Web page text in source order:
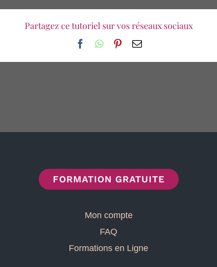
Partagez ce tutoriel sur vos réseaux sociaux
Facebook
WhatsApp
Pinterest
Email
FORMATION GRATUITE
Mon compte
FAQ
Formations en Ligne